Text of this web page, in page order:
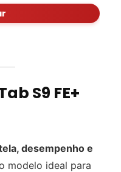
S9 FE+
desempenho e
modelo ideal para